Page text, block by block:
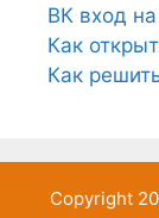
ВК вход
Как
Как
Copyright